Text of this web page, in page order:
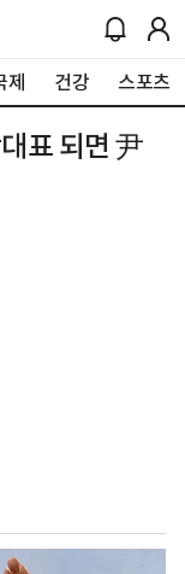
제 건강 스포츠
표 되면 尹